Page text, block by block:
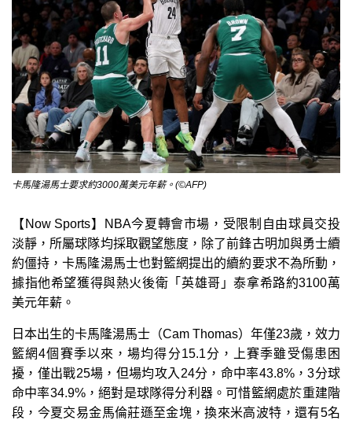
卡馬隆湯馬士要求約3000萬美元年薪。(©AFP)
【Now Sports】NBA今夏轉會市場，受限制自由球員交投
淡靜，所屬球隊均採取觀望態度，除了前鋒古明加與勇士續
約僵持，卡馬隆湯馬士也對籃網提出的續約要求不為所動，
據指他希望獲得與熱火後衛「英雄哥」泰拿希路約3100萬
美元年薪。
日本出生的卡馬隆湯馬士（Cam Thomas）年僅23歲，效力
籃網4個賽季以來，場均得分15.1分，上賽季雖受傷患困
擾，僅出戰25場，但場均攻入24分，命中率43.8%，3分球
命中率34.9%，絕對是球隊得分利器。可惜籃網處於重建階
段，今夏交易金馬倫莊遜至金塊，換來米高波特，還有5名